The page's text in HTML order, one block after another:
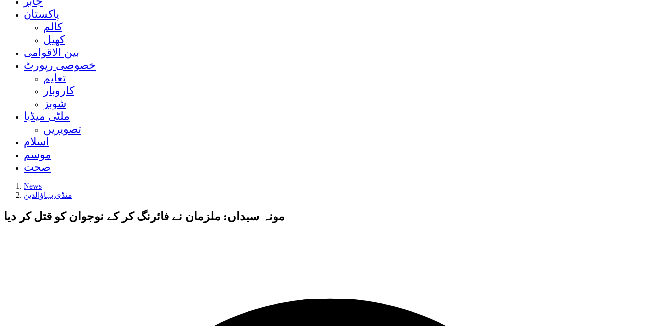
پاکستان
کالم
کھیل
بین الاقوامی
خصوصی رپورٹ
تعلیم
کاروبار
شوبز
ملٹی میڈیا
تصویریں
اسلام
موسم
صحت
News
منڈی بہاؤالدین
مونہ سیداں: ملزمان نے فائرنگ کر کے نوجوان کو قتل کر دیا